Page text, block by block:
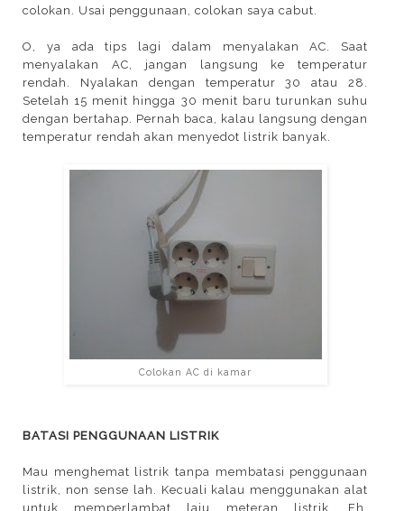
colokan. Usai penggunaan, colokan saya cabut.
O, ya ada tips lagi dalam menyalakan AC. Saat
menyalakan AC, jangan langsung ke temperatur
rendah. Nyalakan dengan temperatur 30 atau 28.
Setelah 15 menit hingga 30 menit baru turunkan suhu
dengan bertahap. Pernah baca, kalau langsung dengan
temperatur rendah akan menyedot listrik banyak.
Colokan AC di kamar
BATASI PENGGUNAAN LISTRIK
Mau menghemat listrik tanpa membatasi penggunaan
listrik, non sense lah. Kecuali kalau menggunakan alat
untuk memperlambat laju meteran listrik. Eh,